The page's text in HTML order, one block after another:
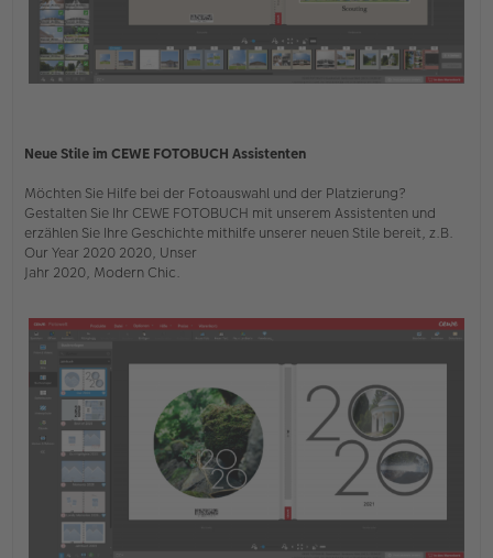
Neue Stile im CEWE FOTOBUCH Assistenten
Möchten Sie Hilfe bei der Fotoauswahl und der Platzierung?
Gestalten Sie Ihr CEWE FOTOBUCH mit unserem Assistenten und
erzählen Sie Ihre Geschichte mithilfe unserer neuen Stile bereit, z.B.
Our Year 2020 2020, Unser
Jahr 2020, Modern Chic.